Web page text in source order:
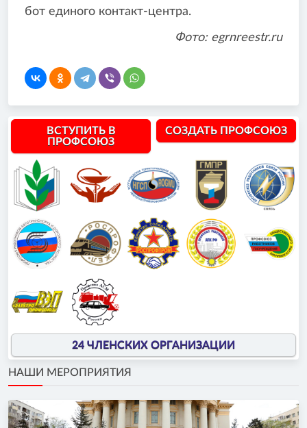
бот единого контакт-центра.
Фото: egrnreestr.ru
ВСТУПИТЬ В
ПРОФСОЮЗ
СОЗДАТЬ ПРОФСОЮЗ
24 ЧЛЕНСКИХ ОРГАНИЗАЦИИ
НАШИ МЕРОПРИЯТИЯ